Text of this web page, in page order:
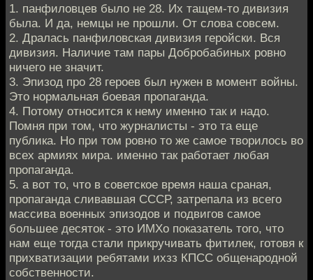
1. панфиловцев было не 28. Их тащем-то дивизия
была. И да, немцы не прошли. От слова совсем.
2. Дралась панфиловская дивизия геройски. Вся
дивизия. Наличие там пары Добробабиных ровно
ничего не значит.
3. Эпизод про 28 героев был нужен в момент войны.
Это нормальная боевая пропаганда.
4. Потому относится к нему именно так и надо.
Помня при том, что журналисты - это та еще
публика. Но при том ровно то же самое творилось во
всех армиях мира. именно так работает любая
пропаганда.
5. а вот то, что в советское время наша сраная,
пропаганда сливавшая СССР, затрепала из всего
массива военных эпизодов и подвигов самое
большее десяток - это ИМХо показатель того, что
нам еще тогда стали прикручивать фитилек, готовя к
прихватизации ребятами ихзз КПСС общенародной
собственности.